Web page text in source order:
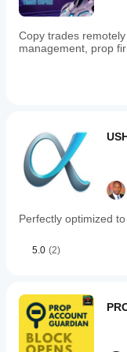
Copy trades
management, prop
Perfectly optimized
5.0 (2)